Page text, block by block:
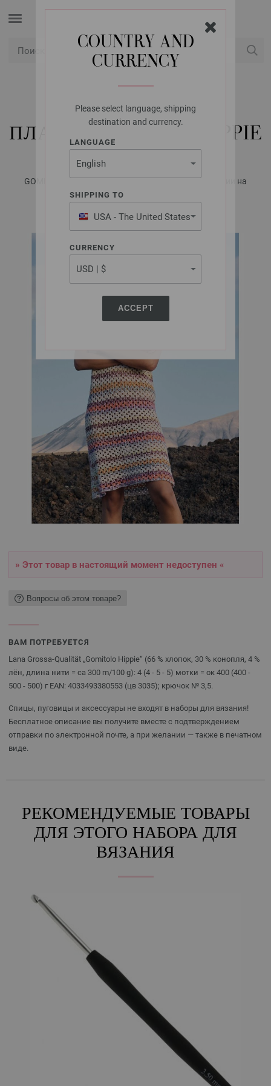
COUNTRY AND
CURRENCY
Please select language, shipping
destination and currency.
LANGUAGE
SHIPPING TO
USA - The United States
of America
CURRENCY
ACCEPT
LANA GROSSA
ПЛАТЬЕ GOMITOLO HIPPIE
GOMITOLO No. 15 - Журнал на немецком, инструкции на
русском языке | Модель 24
» Этот товар в настоящий момент недоступен «
Вопросы об этом товаре?
ВАМ ПОТРЕБУЕТСЯ
Lana Grossa-Qualität „Gomitolo Hippie“ (66 % хлопок, 30 % конопля, 4 %
лён, длина нити = ca 300 m/100 g): 4 (4 - 5 - 5) мотки = ок 400 (400 -
500 - 500) г EAN: 4033493380553 (цв 3035); крючок № 3,5.
Спицы, пуговицы и аксессуары не входят в наборы для вязания!
Бесплатное описание вы получите вместе с подтверждением
отправки по электронной почте, а при желании — также в печатном
виде.
РЕКОМЕНДУЕМЫЕ ТОВАРЫ
ДЛЯ ЭТОГО НАБОРА ДЛЯ
ВЯЗАНИЯ